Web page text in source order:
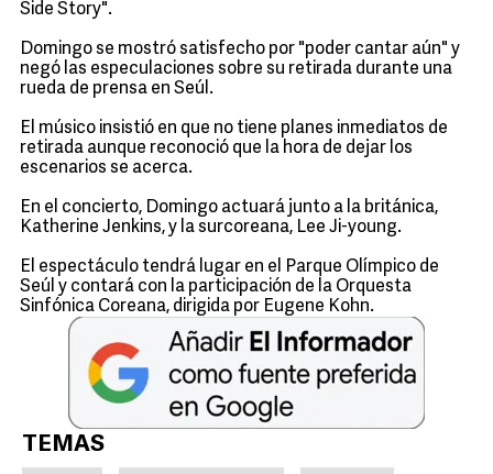
Side Story".
Domingo se mostró satisfecho por "poder cantar aún" y
negó las especulaciones sobre su retirada durante una
rueda de prensa en Seúl.
El músico insistió en que no tiene planes inmediatos de
retirada aunque reconoció que la hora de dejar los
escenarios se acerca.
En el concierto, Domingo actuará junto a la británica,
Katherine Jenkins, y la surcoreana, Lee Ji-young.
El espectáculo tendrá lugar en el Parque Olímpico de
Seúl y contará con la participación de la Orquesta
Sinfónica Coreana, dirigida por Eugene Kohn.
TEMAS